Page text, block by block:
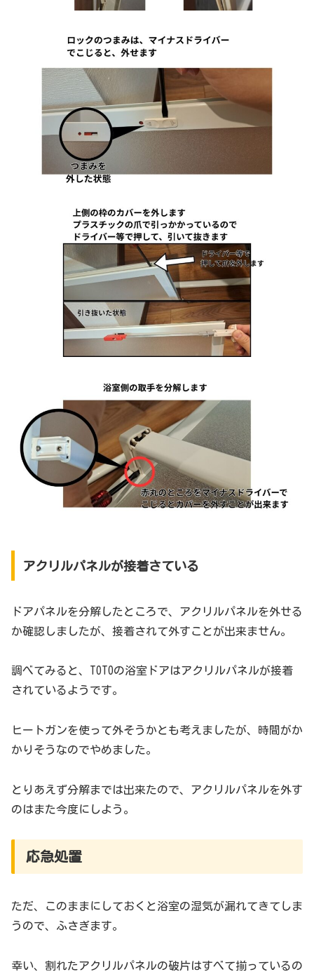
アクリルパネルが接着さている
ドアパネルを分解したところで、アクリルパネルを外せる
か確認しましたが、接着されて外すことが出来ません。
調べてみると、TOTOの浴室ドアはアクリルパネルが接着
されているようです。
ヒートガンを使って外そうかとも考えましたが、時間がか
かりそうなのでやめました。
とりあえず分解までは出来たので、アクリルパネルを外す
のはまた今度にしよう。
応急処置
ただ、このままにしておくと浴室の湿気が漏れてきてしま
うので、ふさぎます。
幸い、割れたアクリルパネルの破片はすべて揃っているの